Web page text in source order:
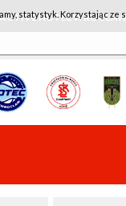
HOTEL
statystyk. Korzystając